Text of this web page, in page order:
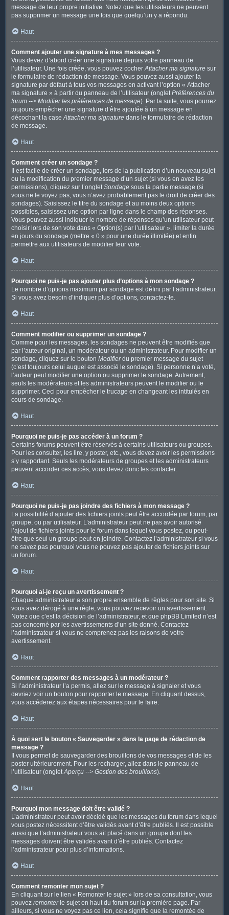
message de leur propre initiative. Notez que les utilisateurs ne peuvent
pas supprimer un message une fois que quelqu’un y a répondu.
Haut
Comment ajouter une signature à mes messages ?
Vous devez d’abord créer une signature depuis votre panneau de
l’utilisateur. Une fois créée, vous pouvez cocherAttacher ma signature sur
le formulaire de rédaction de message. Vous pouvez aussi ajouter la
signature par défaut à tous vos messages en activant l’option « Attacher
ma signature » à partir du panneau de l’utilisateur (ongletPréférences du
forum --> Modifier les préférences de message). Par la suite, vous pourrez
toujours empêcher une signature d’être ajoutée à un message en
décochant la caseAttacher ma signature dans le formulaire de rédaction
de message.
Haut
Comment créer un sondage ?
Il est facile de créer un sondage, lors de la publication d’un nouveau sujet
ou la modification du premier message d’un sujet (si vous en avez les
permissions), cliquez sur l’ongletSondage sous la partie message (si
vous ne le voyez pas, vous n’avez probablement pas le droit de créer des
sondages). Saisissez le titre du sondage et au moins deux options
possibles, saisissez une option par ligne dans le champ des réponses.
Vous pouvez aussi indiquer le nombre de réponses qu’un utilisateur peut
choisir lors de son vote dans « Option(s) par l’utilisateur », limiter la durée
en jours du sondage (mettre « 0 » pour une durée illimitée) et enfin
permettre aux utilisateurs de modifier leur vote.
Haut
Pourquoi ne puis-je pas ajouter plus d’options à mon sondage ?
Le nombre d’options maximum par sondage est défini par l’administrateur.
Si vous avez besoin d’indiquer plus d’options, contactez-le.
Haut
Comment modifier ou supprimer un sondage ?
Comme pour les messages, les sondages ne peuvent être modifiés que
par l’auteur original, un modérateur ou un administrateur. Pour modifier un
sondage, cliquez sur le bouton Modifierdu premier message du sujet
(c’est toujours celui auquel est associé le sondage). Si personne n’a voté,
l’auteur peut modifier une option ou supprimer le sondage. Autrement,
seuls les modérateurs et les administrateurs peuvent le modifier ou le
supprimer. Ceci pour empêcher le trucage en changeant les intitulés en
cours de sondage.
Haut
Pourquoi ne puis-je pas accéder à un forum ?
Certains forums peuvent être réservés à certains utilisateurs ou groupes.
Pour les consulter, les lire, y poster, etc., vous devez avoir les permissions
s’y rapportant. Seuls les modérateurs de groupes et les administrateurs
peuvent accorder ces accès, vous devez donc les contacter.
Haut
Pourquoi ne puis-je pas joindre des fichiers à mon message ?
La possibilité d’ajouter des fichiers joints peut être accordée par forum, par
groupe, ou par utilisateur. L’administrateur peut ne pas avoir autorisé
l’ajout de fichiers joints pour le forum dans lequel vous postez, ou peut-
être que seul un groupe peut en joindre. Contactez l’administrateur si vous
ne savez pas pourquoi vous ne pouvez pas ajouter de fichiers joints sur
un forum.
Haut
Pourquoi ai-je reçu un avertissement ?
Chaque administrateur a son propre ensemble de règles pour son site. Si
vous avez dérogé à une règle, vous pouvez recevoir un avertissement.
Notez que c’est la décision de l’administrateur, et que phpBB Limited n’est
pas concerné par les avertissements d’un site donné. Contactez
l’administrateur si vous ne comprenez pas les raisons de votre
avertissement.
Haut
Comment rapporter des messages à un modérateur ?
Si l’administrateur l’a permis, allez sur le message à signaler et vous
devriez voir un bouton pour rapporter le message. En cliquant dessus,
vous accéderez aux étapes nécessaires pour le faire.
Haut
À quoi sert le bouton « Sauvegarder » dans la page de rédaction de
message ?
Il vous permet de sauvegarder des brouillons de vos messages et de les
poster ultérieurement. Pour les recharger, allez dans le panneau de
l’utilisateur (ongletAperçu --> Gestion des brouillons).
Haut
Pourquoi mon message doit être validé ?
L’administrateur peut avoir décidé que les messages du forum dans lequel
vous postez nécessitent d’être validés avant d’être publiés. Il est possible
aussi que l’administrateur vous ait placé dans un groupe dont les
messages doivent être validés avant d’être publiés. Contactez
l’administrateur pour plus d’informations.
Haut
Comment remonter mon sujet ?
En cliquant sur le lien « Remonter le sujet » lors de sa consultation, vous
pouvez remonterle sujet en haut du forum sur la première page. Par
ailleurs, si vous ne voyez pas ce lien, cela signifie que la remontée de